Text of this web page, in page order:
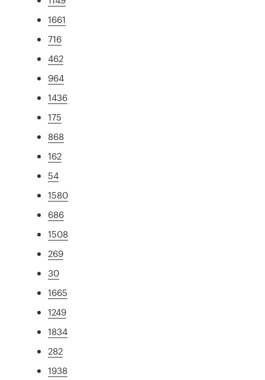
1661
716
462
964
1436
175
868
162
54
1580
686
1508
269
30
1665
1249
1834
282
1938